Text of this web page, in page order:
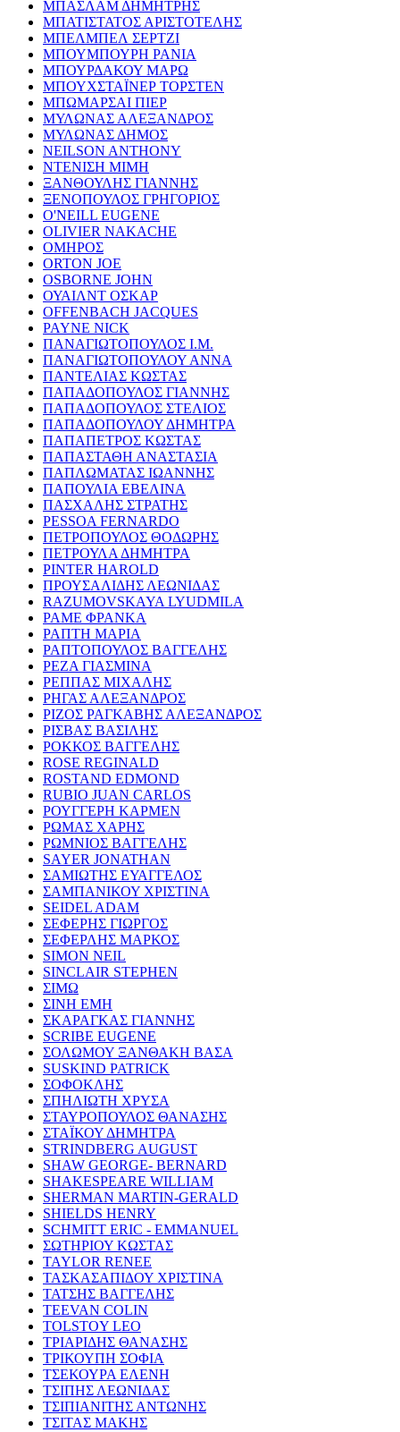
ΜΠΑΣΛΑΜ ΔΗΜΗΤΡΗΣ
ΜΠΑΤΙΣΤΑΤΟΣ ΑΡΙΣΤΟΤΕΛΗΣ
ΜΠΕΛΜΠΕΛ ΣΕΡΤΖΙ
ΜΠΟΥΜΠΟΥΡΗ ΡΑΝΙΑ
ΜΠΟΥΡΔΑΚΟΥ ΜΑΡΩ
ΜΠΟΥΧΣΤΑΪΝΕΡ ΤΟΡΣΤΕΝ
ΜΠΩΜΑΡΣΑΙ ΠΙΕΡ
ΜΥΛΩΝΑΣ ΑΛΕΞΑΝΔΡΟΣ
ΜΥΛΩΝΑΣ ΔΗΜΟΣ
NEILSON ANTHONY
ΝΤΕΝΙΣΗ ΜΙΜΗ
ΞΑΝΘΟΥΛΗΣ ΓΙΑΝΝΗΣ
ΞΕΝΟΠΟΥΛΟΣ ΓΡΗΓΟΡΙΟΣ
O'NEILL EUGENE
OLIVIER NAKACHE
ΟΜΗΡΟΣ
ORTON JOE
OSBORNE JOHN
ΟΥΑΙΛΝΤ ΟΣΚΑΡ
OFFENBACH JACQUES
PAYNE NICK
ΠΑΝΑΓΙΩΤΟΠΟΥΛΟΣ Ι.Μ.
ΠΑΝΑΓΙΩΤΟΠΟΥΛΟΥ ΑΝΝΑ
ΠΑΝΤΕΛΙΑΣ ΚΩΣΤΑΣ
ΠΑΠΑΔΟΠΟΥΛΟΣ ΓΙΑΝΝΗΣ
ΠΑΠΑΔΟΠΟΥΛΟΣ ΣΤΕΛΙΟΣ
ΠΑΠΑΔΟΠΟΥΛΟΥ ΔΗΜΗΤΡΑ
ΠΑΠΑΠΕΤΡΟΣ ΚΩΣΤΑΣ
ΠΑΠΑΣΤΑΘΗ ΑΝΑΣΤΑΣΙΑ
ΠΑΠΛΩΜΑΤΑΣ ΙΩΑΝΝΗΣ
ΠΑΠΟΥΛΙΑ ΕΒΕΛΙΝΑ
ΠΑΣΧΑΛΗΣ ΣΤΡΑΤΗΣ
PESSOA FERNARDO
ΠΕΤΡΟΠΟΥΛΟΣ ΘΟΔΩΡΗΣ
ΠΕΤΡΟΥΛΑ ΔΗΜΗΤΡΑ
PINTER HAROLD
ΠΡΟΥΣΑΛΙΔΗΣ ΛΕΩΝΙΔΑΣ
RAZUMOVSKAYA LYUDMILA
ΡΑΜΕ ΦΡΑΝΚΑ
ΡΑΠΤΗ ΜΑΡΙΑ
ΡΑΠΤΟΠΟΥΛΟΣ ΒΑΓΓΕΛΗΣ
ΡΕΖΑ ΓΙΑΣΜΙΝΑ
ΡΕΠΠΑΣ ΜΙΧΑΛΗΣ
ΡΗΓΑΣ ΑΛΕΞΑΝΔΡΟΣ
ΡΙΖΟΣ ΡΑΓΚΑΒΗΣ ΑΛΕΞΑΝΔΡΟΣ
ΡΙΣΒΑΣ ΒΑΣΙΛΗΣ
ΡΟΚΚΟΣ ΒΑΓΓΕΛΗΣ
ROSE REGINALD
ROSTAND EDMOND
RUBIO JUAN CARLOS
ΡΟΥΓΓΕΡΗ ΚΑΡΜΕΝ
ΡΩΜΑΣ ΧΑΡΗΣ
ΡΩΜΝΙΟΣ ΒΑΓΓΕΛΗΣ
SAYER JONATHAN
ΣΑΜΙΩΤΗΣ ΕΥΑΓΓΕΛΟΣ
ΣΑΜΠΑΝΙΚΟΥ ΧΡΙΣΤΙΝΑ
SEIDEL ADAM
ΣΕΦΕΡΗΣ ΓΙΩΡΓΟΣ
ΣΕΦΕΡΛΗΣ ΜΑΡΚΟΣ
SIMON NEIL
SINCLAIR STEPHEN
ΣΙΜΩ
ΣΙΝΗ ΕΜΗ
ΣΚΑΡΑΓΚΑΣ ΓΙΑΝΝΗΣ
SCRIBE EUGENE
ΣΟΛΩΜΟΥ ΞΑΝΘΑΚΗ ΒΑΣΑ
SUSKIND PATRICK
ΣΟΦΟΚΛΗΣ
ΣΠΗΛΙΩΤΗ ΧΡΥΣΑ
ΣΤΑΥΡΟΠΟΥΛΟΣ ΘΑΝΑΣΗΣ
ΣΤΑΪΚΟΥ ΔΗΜΗΤΡΑ
STRINDBERG AUGUST
SHAW GEORGE- BERNARD
SHAKESPEARE WILLIAM
SHERMAN MARTIN-GERALD
SHIELDS HENRY
SCHMITT ERIC - EMMANUEL
ΣΩΤΗΡΙΟΥ ΚΩΣΤΑΣ
TAYLOR RENEE
ΤΑΣΚΑΣΑΠΙΔΟΥ ΧΡΙΣΤΙΝΑ
ΤΑΤΣΗΣ ΒΑΓΓΕΛΗΣ
TEEVAN COLIN
TOLSTOY LEO
ΤΡΙΑΡΙΔΗΣ ΘΑΝΑΣΗΣ
ΤΡΙΚΟΥΠΗ ΣΟΦΙΑ
ΤΣΕΚΟΥΡΑ ΕΛΕΝΗ
ΤΣΙΠΗΣ ΛΕΩΝΙΔΑΣ
ΤΣΙΠΙΑΝΙΤΗΣ ΑΝΤΩΝΗΣ
ΤΣΙΤΑΣ ΜΑΚΗΣ